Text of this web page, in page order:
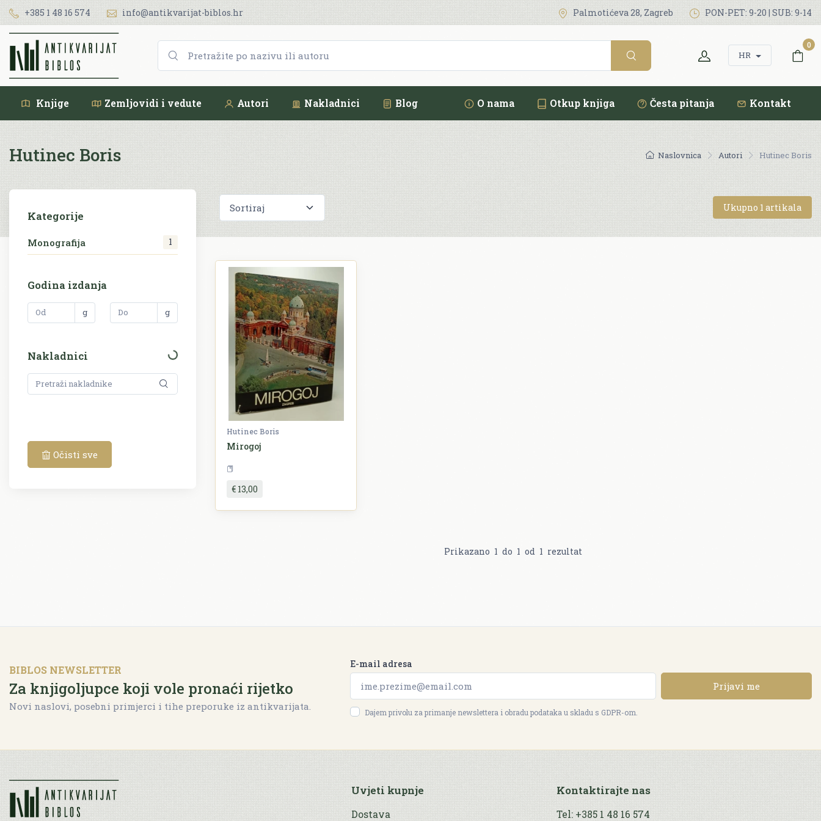
+385 1 48 16 574 info@antikvarijat-biblos.hr Palmotićeva 28, Zagreb PON-PET: 9-20 | SUB: 9-14
HR
0
Knjige Zemljovidi i vedute Autori Nakladnici Blog O nama Otkup knjiga Česta pitanja Kontakt
Naslovnica Autori Hutinec Boris
Hutinec Boris
Kategorije
Monografija 1
Godina izdanja
g g
Nakladnici
Očisti sve
Ukupno 1 artikala
Hutinec Boris
Mirogoj
€ 13,00
Prikazano 1 do 1 od 1 rezultat
BIBLOS NEWSLETTER
Za knjigoljupce koji vole pronaći rijetko
Novi naslovi, posebni primjerci i tihe preporuke iz antikvarijata.
E-mail adresa
Prijavi me
Dajem privolu za primanje newslettera i obradu podataka u skladu s GDPR-om.
Uvjeti kupnje
Dostava
Kontaktirajte nas
Tel: +385 1 48 16 574